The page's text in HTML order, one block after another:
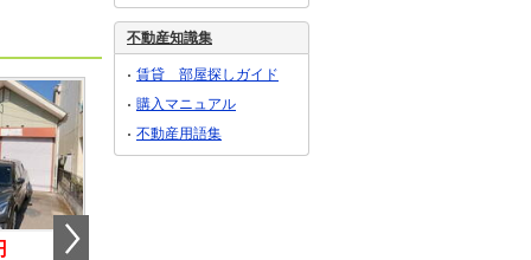
不動産知識集
賃貸 部屋探しガイド
購入マニュアル
不動産用語集